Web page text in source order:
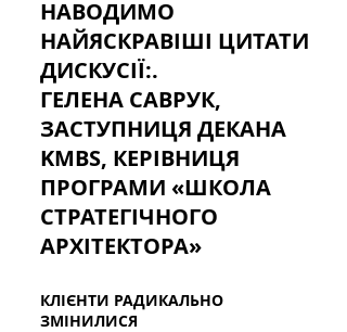
НАВОДИМО
НАЙЯСКРАВІШІ ЦИТАТИ
ДИСКУСІЇ:.
ГЕЛЕНА САВРУК,
ЗАСТУПНИЦЯ ДЕКАНА
KMBS, КЕРІВНИЦЯ
ПРОГРАМИ «ШКОЛА
СТРАТЕГІЧНОГО
АРХІТЕКТОРА»
КЛІЄНТИ РАДИКАЛЬНО
ЗМІНИЛИСЯ